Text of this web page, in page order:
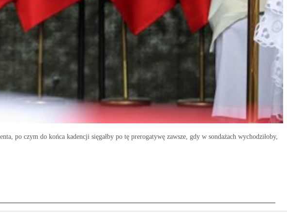
po czym do końca kadencji sięgałby po tę prerogatywę zawsze, gdy w sondażach wychodziłoby,